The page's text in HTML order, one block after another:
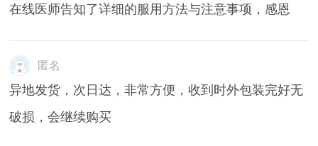
在线医师告知了详细的服用方法与注意事项，感恩
匿名
异地发货，次日达，非常方便，收到时外包装完好无
破损，会继续购买